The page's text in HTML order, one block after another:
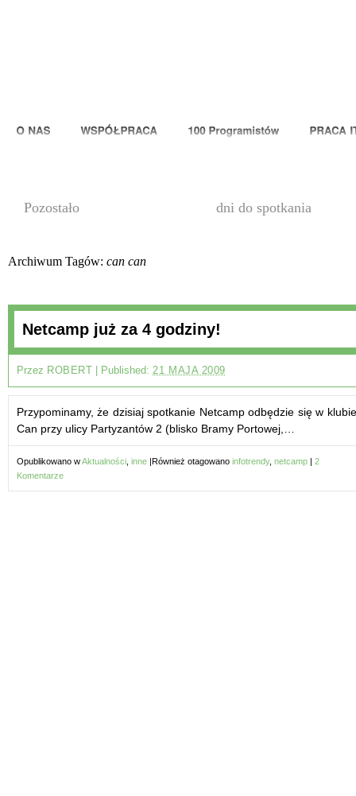
Pozostało dni do spotkania
Archiwum Tagów: can can
Netcamp już za 4 godziny!
Przez ROBERT Published:21 MAJA 2009
Przypominamy, że dzisiaj spotkanie Netcamp odbędzie się w
Can przy ulicy Partyzantów 2 (blisko Bramy Portowej,…
Opublikowano wAktualności inne |Również otagowano infotrendy, netcamp | 2
Komentarze